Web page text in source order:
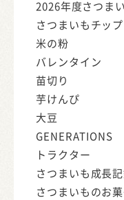
2026年度さつま
さつまいもチッ
米の粉
バレンタイン
苗切り
芋けんぴ
大豆
GENERATIONS
トラクター
さつまいも成長
さつまいものお